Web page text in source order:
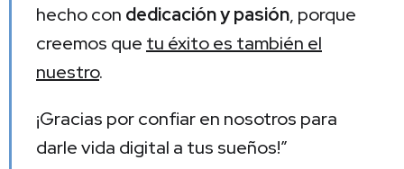
hecho con dedicación y pasión, porque
creemos que tu éxito es también el
nuestro.
¡Gracias por confiar en nosotros para
darle vida digital a tus sueños!”